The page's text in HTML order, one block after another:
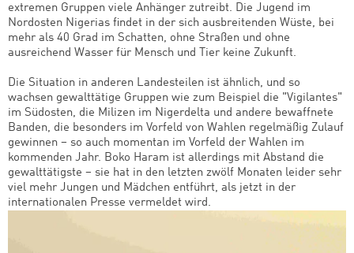
extremen Gruppen viele Anhänger zutreibt. Die Jugend im
Nordosten Nigerias findet in der sich ausbreitenden Wüste, bei
mehr als 40 Grad im Schatten, ohne Straßen und ohne
ausreichend Wasser für Mensch und Tier keine Zukunft.
Die Situation in anderen Landesteilen ist ähnlich, und so
wachsen gewalttätige Gruppen wie zum Beispiel die "Vigilantes"
im Südosten, die Milizen im Nigerdelta und andere bewaffnete
Banden, die besonders im Vorfeld von Wahlen regelmäßig Zulauf
gewinnen – so auch momentan im Vorfeld der Wahlen im
kommenden Jahr. Boko Haram ist allerdings mit Abstand die
gewalttätigste – sie hat in den letzten zwölf Monaten leider sehr
viel mehr Jungen und Mädchen entführt, als jetzt in der
internationalen Presse vermeldet wird.